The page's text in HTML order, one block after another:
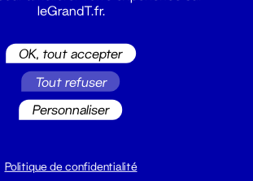
14h → 18h
leGrandT.fr.
OK, tout accepter
Tout refuser
Personnaliser
Politique de confidentialité